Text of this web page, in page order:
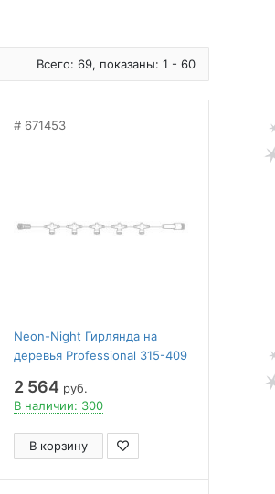
Всего: 69, показаны: 1 - 60
671453
Neon-Night Гирлянда на
деревья Professional 315-409
2 564 руб.
В наличии: 300
В корзину